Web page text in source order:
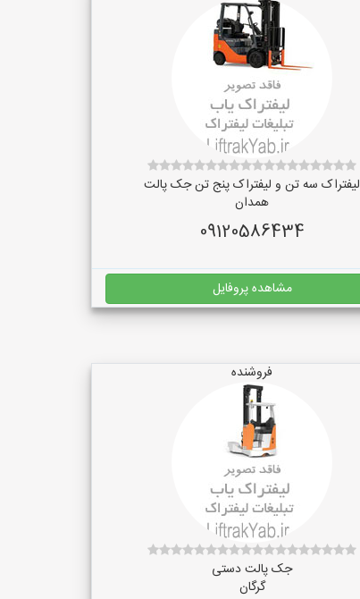
لیفتراک سه تن و لیفتراک پنج تن جک پالت
همدان
09120586434
مشاهده پروفایل
فروشنده
جک پالت دستی
گرگان